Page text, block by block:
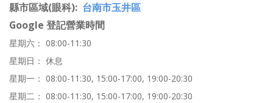
縣市區域(眼科) 台南市玉井區
Google 登記營業時間
星期六： 08:00-11:30
星期日： 休息
星期一： 08:00-11:30, 15:00-17:00, 19:00-20:30
星期二： 08:00-11:30, 15:00-17:00, 19:00-20:30